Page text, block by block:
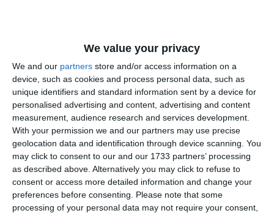
We value your privacy
We and our partners store and/or access information on a
device, such as cookies and process personal data, such as
unique identifiers and standard information sent by a device for
personalised advertising and content, advertising and content
measurement, audience research and services development.
With your permission we and our partners may use precise
geolocation data and identification through device scanning. You
may click to consent to our and our 1733 partners’ processing
as described above. Alternatively you may click to refuse to
consent or access more detailed information and change your
preferences before consenting.
Please note that some
processing of your personal data may not require your consent,
Legea 190 din 2018, la articolul 7, menţionează că
activitatea jurnalistică este exonerată de la unele prevederi
ale Regulamentului GDPR, dacă se păstrează un echilibru
între libertatea de exprimare şi protecţia datelor cu caracter
personal.
Informațiile din prezentul articol sunt de interes public și
sunt obținute din surse publice deschise.